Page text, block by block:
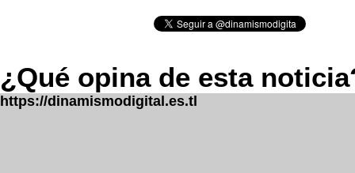
¿Qué opina de esta
https://dinamismodigital.es.tl